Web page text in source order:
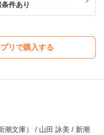
件あり
リで購入する
潮文庫） / 山田 詠美 / 新潮